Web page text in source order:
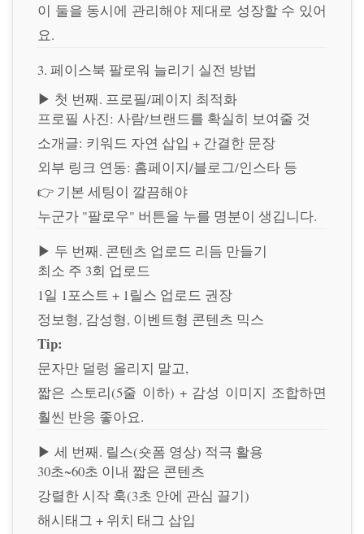
이 둘을 동시에 관리해야 제대로 성장할 수 있어
요.
3. 페이스북 팔로워 늘리기 실전 방법
▶ 첫 번째. 프로필/페이지 최적화
프로필 사진: 사람/브랜드를 확실히 보여줄 것
소개글: 키워드 자연 삽입 + 간결한 문장
외부 링크 연동: 홈페이지/블로그/인스타 등
👉 기본 세팅이 깔끔해야
누군가 "팔로우" 버튼을 누를 명분이 생깁니다.
▶ 두 번째. 콘텐츠 업로드 리듬 만들기
최소 주 3회 업로드
1일 1포스트 + 1릴스 업로드 권장
정보형, 감성형, 이벤트형 콘텐츠 믹스
Tip:
문자만 덜렁 올리지 말고,
짧은 스토리(5줄 이하) + 감성 이미지 조합하면
훨씬 반응 좋아요.
▶ 세 번째. 릴스(숏폼 영상) 적극 활용
30초~60초 이내 짧은 콘텐츠
강렬한 시작 훅(3초 안에 관심 끌기)
해시태그 + 위치 태그 삽입